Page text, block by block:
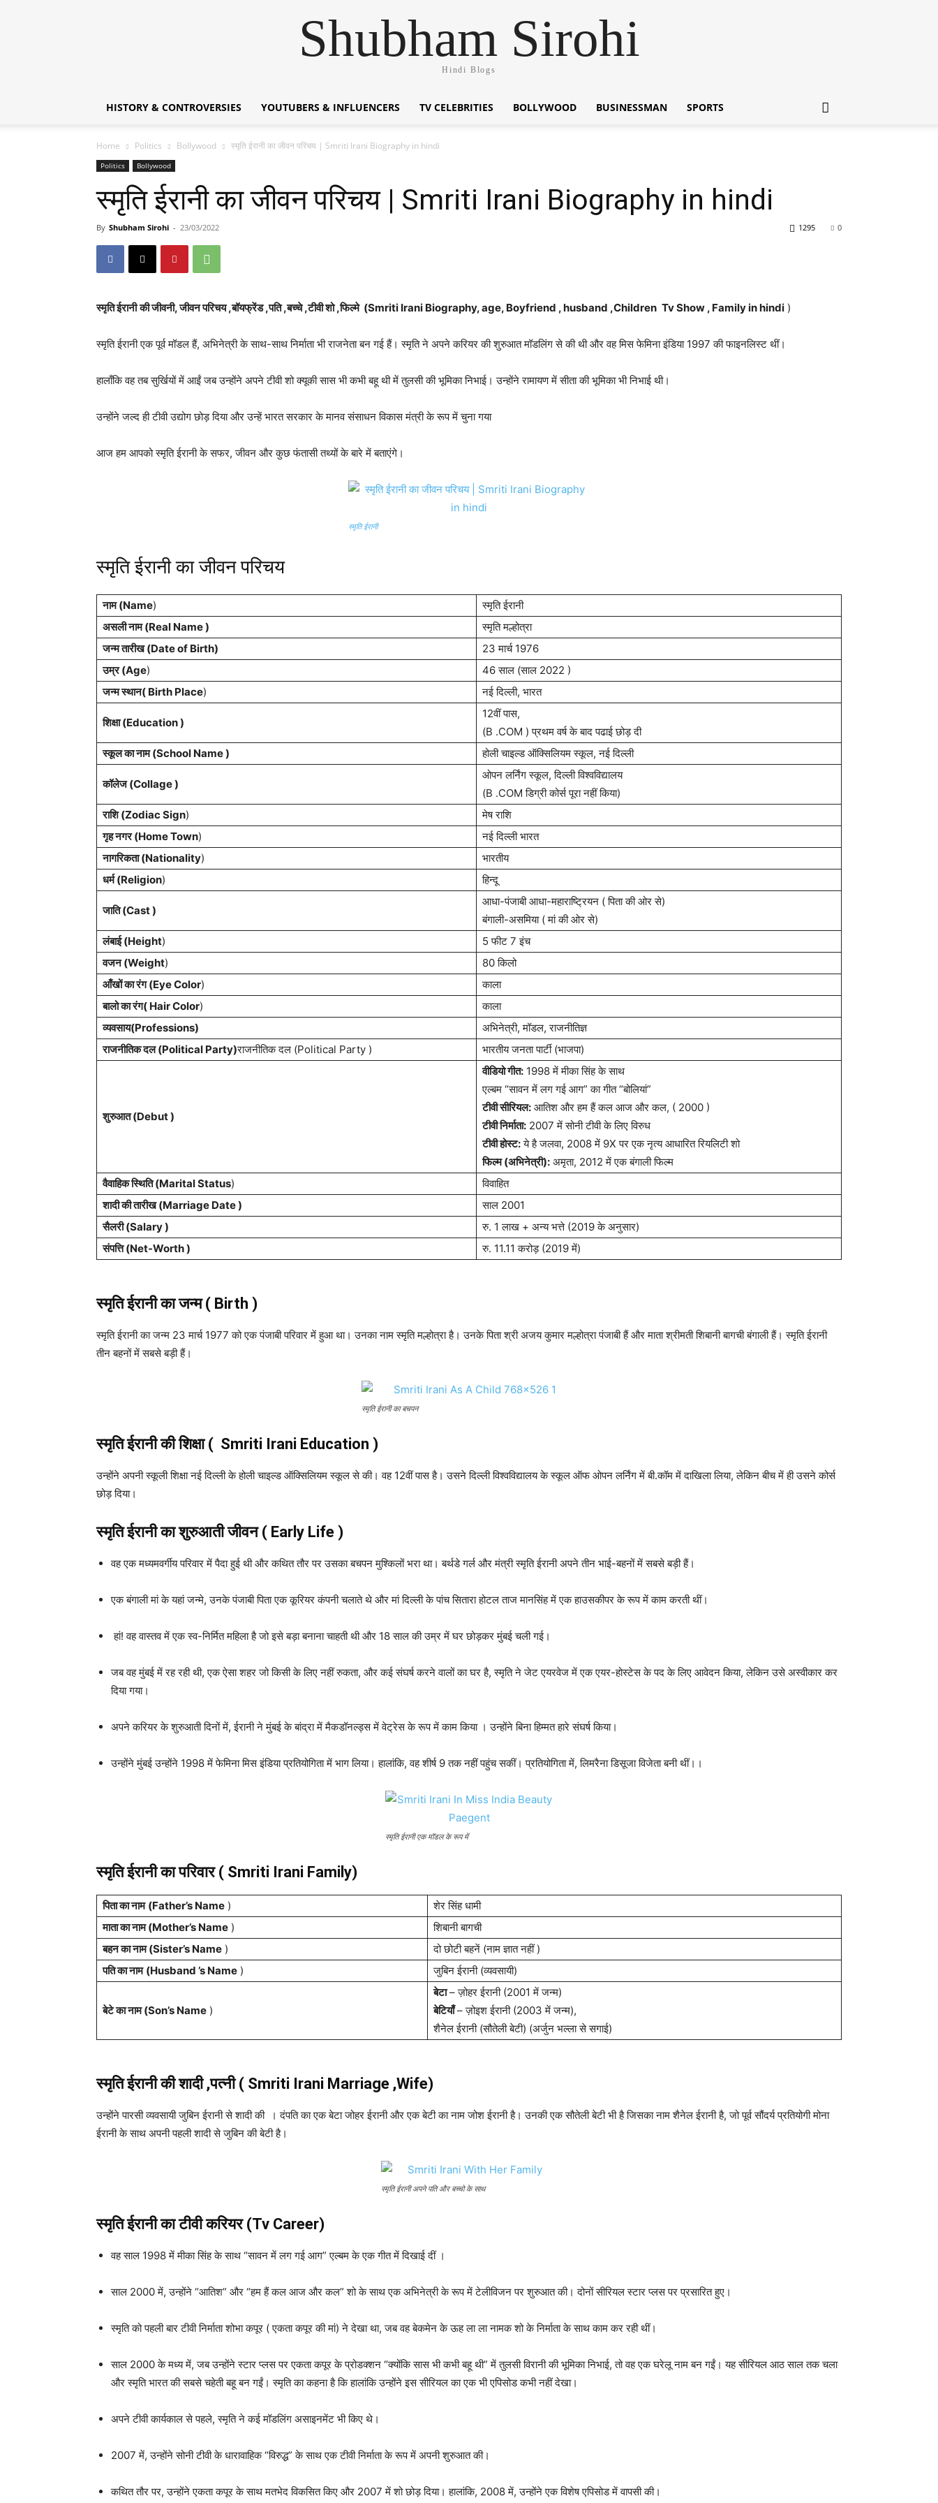
Shubham Sirohi
Hindi Blogs
HISTORY & CONTROVERSIES YOUTUBERS & INFLUENCERS TV CELEBRITIES BOLLYWOOD BUSINESSMAN SPORTS
Home Politics Bollywood स्मृति ईरानी का जीवन परिचय | Smriti Irani Biography in hindi
Politics Bollywood
स्मृति ईरानी का जीवन परिचय | Smriti Irani Biography in hindi
By Shubham Sirohi - 23/03/2022 0
1295
स्मृति ईरानी की जीवनी, जीवन परिचय ,बॉयफ्रेंड ,पति ,बच्चे ,टीवी शो ,फिल्मे (Smriti Irani Biography, age, Boyfriend , husband ,Children Tv Show , Family in hindi )
स्मृति ईरानी एक पूर्व मॉडल हैं, अभिनेत्री के साथ-साथ निर्माता भी राजनेता बन गई हैं। स्मृति ने अपने करियर की शुरुआत मॉडलिंग से की थी और वह मिस फेमिना इंडिया 1997 की फाइनलिस्ट थीं।
हालाँकि वह तब सुर्खियों में आईं जब उन्होंने अपने टीवी शो क्यूकी सास भी कभी बहू थी में तुलसी की भूमिका निभाई। उन्होंने रामायण में सीता की भूमिका भी निभाई थी।
उन्होंने जल्द ही टीवी उद्योग छोड़ दिया और उन्हें भारत सरकार के मानव संसाधन विकास मंत्री के रूप में चुना गया
आज हम आपको स्मृति ईरानी के सफर, जीवन और कुछ फंतासी तथ्यों के बारे में बताएंगे।
स्मृति ईरानी
स्मृति ईरानी का जीवन परिचय
नाम (Name)
स्मृति ईरानी
असली नाम (Real Name )
स्मृति मल्होत्रा
जन्म तारीख (Date of Birth)
23 मार्च 1976
उम्र (Age)
46 साल (साल 2022 )
जन्म स्थान( Birth Place) नई दिल्ली, भारत
शिक्षा (Education )
12वीं पास,
(B .COM ) प्रथम वर्ष के बाद पढाई छोड़ दी
स्कूल का नाम (School Name )
होली चाइल्ड ऑक्सिलियम स्कूल, नई दिल्ली
कॉलेज (Collage )
ओपन लर्निंग स्कूल, दिल्ली विश्वविद्यालय
(B .COM डिग्री कोर्स पूरा नहीं किया)
राशि (Zodiac Sign)
मेष राशि
गृह नगर (Home Town)
नई दिल्ली भारत
नागरिकता (Nationality)
भारतीय
धर्म (Religion) हिन्दू
जाति (Cast )
आधा-पंजाबी आधा-महाराष्ट्रियन ( पिता की ओर से)
बंगाली-असमिया ( मां की ओर से)
लंबाई (Height)
5 फीट 7 इंच
वजन (Weight)
80 किलो
आँखों का रंग (Eye Color)
काला
बालो का रंग( Hair Color)
काला
व्यवसाय(Professions)
अभिनेत्री, मॉडल, राजनीतिज्ञ
राजनीतिक दल (Political Party)राजनीतिक दल (Political Party ) भारतीय जनता पार्टी (भाजपा)
शुरुआत (Debut )
वीडियो गीत: 1998 में मीका सिंह के साथ
एल्बम “सावन में लग गई आग” का गीत “बोलियां”
टीवी सीरियल: आतिश और हम हैं कल आज और कल, ( 2000 )
टीवी निर्माता: 2007 में सोनी टीवी के लिए विरुध
टीवी होस्ट:ये है जलवा, 2008 में 9X पर एक नृत्य आधारित रियलिटी शो
फिल्म (अभिनेत्री): अमृता, 2012 में एक बंगाली फिल्म
वैवाहिक स्थिति (Marital Status)
विवाहित
शादी की तारीख (Marriage Date )
साल 2001
सैलरी (Salary )
रु. 1 लाख + अन्य भत्ते (2019 के अनुसार)
संपत्ति (Net-Worth )
रु. 11.11 करोड़ (2019 में)
स्मृति ईरानी का जन्म( Birth )
स्मृति ईरानी का जन्म 23 मार्च 1977 को एक पंजाबी परिवार में हुआ था। उनका नाम स्मृति मल्होत्रा ​​है। उनके पिता श्री अजय कुमार मल्होत्रा ​​पंजाबी हैं और माता श्रीमती शिबानी बागची बंगाली हैं। स्मृति ईरानी
तीन बहनों में सबसे बड़ी हैं।
स्मृति ईरानी का बचपन
स्मृति ईरानी की शिक्षा ( Smriti Irani Education )
उन्होंने अपनी स्कूली शिक्षा नई दिल्ली के होली चाइल्ड ऑक्सिलियम स्कूल से की। वह 12वीं पास है। उसने दिल्ली विश्वविद्यालय के स्कूल ऑफ ओपन लर्निंग में बी.कॉम में दाखिला लिया, लेकिन बीच में ही उसने कोर्स
छोड़ दिया।
स्मृति ईरानी का शुरुआती जीवन ( Early Life )
वह एक मध्यमवर्गीय परिवार में पैदा हुई थी और कथित तौर पर उसका बचपन मुश्किलों भरा था। बर्थडे गर्ल और मंत्री स्मृति ईरानी अपने तीन भाई-बहनों में सबसे बड़ी हैं।
एक बंगाली मां के यहां जन्मे, उनके पंजाबी पिता एक कूरियर कंपनी चलाते थे और मां दिल्ली के पांच सितारा होटल ताज मानसिंह में एक हाउसकीपर के रूप में काम करती थीं।
हां! वह वास्तव में एक स्व-निर्मित महिला है जो इसे बड़ा बनाना चाहती थी और 18 साल की उम्र में घर छोड़कर मुंबई चली गई।
जब वह मुंबई में रह रही थी, एक ऐसा शहर जो किसी के लिए नहीं रुकता, और कई संघर्ष करने वालों का घर है, स्मृति ने जेट एयरवेज में एक एयर-होस्टेस के पद के लिए आवेदन किया, लेकिन उसे अस्वीकार कर
दिया गया।
अपने करियर के शुरुआती दिनों में, ईरानी ने मुंबई के बांद्रा में मैकडॉनल्ड्स में वेट्रेस के रूप में काम किया । उन्होंने बिना हिम्मत हारे संघर्ष किया।
उन्होंने मुंबई उन्होंने 1998 में फेमिना मिस इंडिया प्रतियोगिता में भाग लिया। हालांकि, वह शीर्ष 9 तक नहीं पहुंच सकीं। प्रतियोगिता में, लिमरैना डिसूजा विजेता बनी थीं।।
स्मृति ईरानी एक मॉडल के रूप में
स्मृति ईरानी का परिवार ( Smriti Irani Family)
पिता का नाम (Father’s Name )
शेर सिंह धामी
माता का नाम (Mother’s Name )
शिबानी बागची
बहन का नाम (Sister’s Name )
दो छोटी बहनें (नाम ज्ञात नहीं )
पति का नाम (Husband ’s Name ) जुबिन ईरानी (व्यवसायी)
बेटे का नाम (Son’s Name )
बेटा– ज़ोहर ईरानी (2001 में जन्म)
बेटियाँ– ज़ोइश ईरानी (2003 में जन्म),
शैनेल ईरानी (सौतेली बेटी) (अर्जुन भल्ला से सगाई)
स्मृति ईरानी की शादी ,पत्नी ( Smriti Irani Marriage ,Wife)
उन्होंने पारसी व्यवसायी जुबिन ईरानी से शादी की । दंपति का एक बेटा जोहर ईरानी और एक बेटी का नाम जोश ईरानी है। उनकी एक सौतेली बेटी भी है जिसका नाम शैनेल ईरानी है, जो पूर्व सौंदर्य प्रतियोगी मोना
ईरानी के साथ अपनी पहली शादी से जुबिन की बेटी है।
स्मृति ईरानी अपने पति और बच्चो के साथ
स्मृति ईरानी का टीवी करियर (Tv Career)
वह साल 1998 में मीका सिंह के साथ “सावन में लग गई आग” एल्बम के एक गीत में दिखाई दीं ।
साल 2000 में, उन्होंने “आतिश” और “हम हैं कल आज और कल” शो के साथ एक अभिनेत्री के रूप में टेलीविजन पर शुरुआत की। दोनों सीरियल स्टार प्लस पर प्रसारित हुए।
स्मृति को पहली बार टीवी निर्माता शोभा कपूर ( एकता कपूर की मां) ने देखा था, जब वह बेकमेन के ऊह ला ला नामक शो के निर्माता के साथ काम कर रही थीं।
साल 2000 के मध्य में, जब उन्होंने स्टार प्लस पर एकता कपूर के प्रोडक्शन “क्योंकि सास भी कभी बहू थी” में तुलसी विरानी की भूमिका निभाई, तो वह एक घरेलू नाम बन गईं। यह सीरियल आठ साल तक चला
और स्मृति भारत की सबसे चहेती बहू बन गईं। स्मृति का कहना है कि हालांकि उन्होंने इस सीरियल का एक भी एपिसोड कभी नहीं देखा।
अपने टीवी कार्यकाल से पहले, स्मृति ने कई मॉडलिंग असाइनमेंट भी किए थे।
2007 में, उन्होंने सोनी टीवी के धारावाहिक “विरुद्ध” के साथ एक टीवी निर्माता के रूप में अपनी शुरुआत की।
कथित तौर पर, उन्होंने एकता कपूर के साथ मतभेद विकसित किए और 2007 में शो छोड़ दिया। हालांकि, 2008 में, उन्होंने एक विशेष एपिसोड में वापसी की।